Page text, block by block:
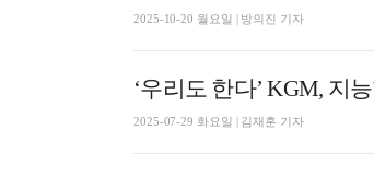
2025-10-20 월요일 | 방의진 기자
‘우리도 한다’ KGM, 지
2025-07-29 화요일 | 김재훈 기자